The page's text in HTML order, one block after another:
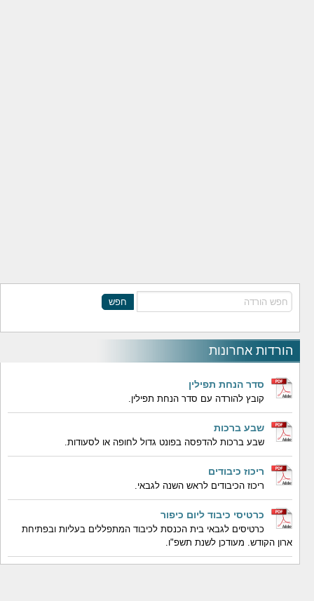
חפש
הורדות אחרונות
סדר הנחת תפילין
קובץ להורדה עם סדר הנחת תפילין.
שבע ברכות
שבע ברכות להדפסה בפונט גדול לחופה או לסעודות.
ריכוז כיבודים
ריכוז הכיבודים לראש השנה לגבאי.
כרטיסי כיבוד ליום כיפור
כרטיסים לגבאי בית הכנסת לכיבוד המתפללים בעליות ובפתיחת
ארון הקודש. מעודכן לשנת תשפ"ו.